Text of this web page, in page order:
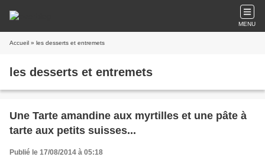
MENU
Accueil » les desserts et entremets
les desserts et entremets
Une Tarte amandine aux myrtilles et une pâte à
tarte aux petits suisses...
Publié le 17/08/2014 à 05:18